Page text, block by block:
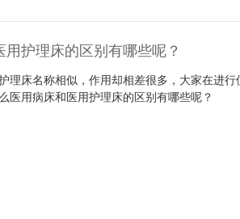
用护理床的区别有哪些呢？
理床名称相似，作用却相差很多，大家在进
医用病床和医用护理床的区别有哪些呢？